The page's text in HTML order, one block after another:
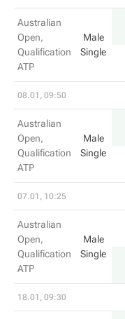
Australian
Open,
Qualification
ATP
Male
Single
08.01, 09:50
Australian
Open,
Qualification
ATP
Male
Single
07.01, 10:25
Australian
Open,
Qualification
ATP
Male
Single
18.01, 09:30